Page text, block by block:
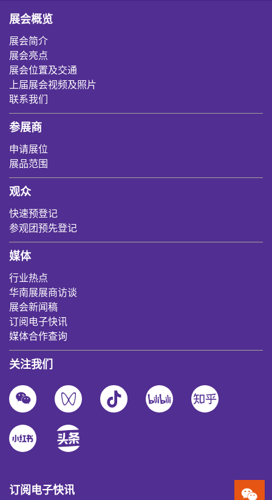
展会概览
展会简介
展会亮点
展会位置及交通
上届展会视频及照片
联系我们
参展商
申请展位
展品范围
观众
快速预登记
参观团预先登记
媒体
行业热点
华南展展商访谈
展会新闻稿
订阅电子快讯
媒体合作查询
关注我们
订阅电子快讯